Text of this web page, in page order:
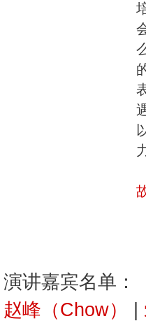
演讲嘉宾名单：
赵峰（Chow）